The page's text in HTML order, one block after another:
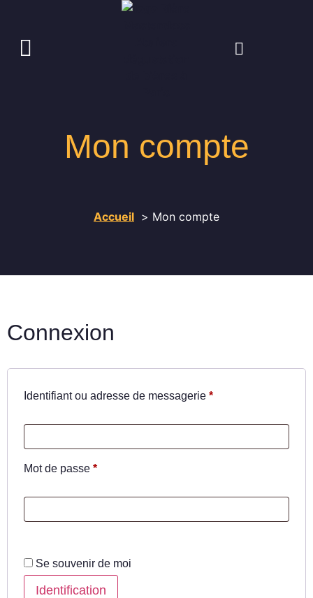
Mon compte
Accueil Mon compte
Connexion
Identifiant ou adresse de messagerie *
Mot de passe *
Se souvenir de moi
Identification